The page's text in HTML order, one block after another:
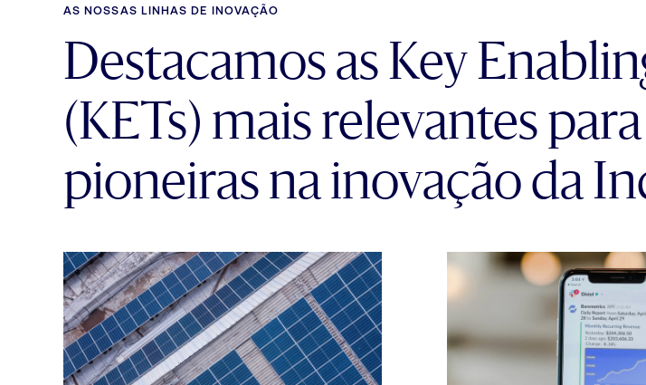
AS NOSSAS LINHAS DE INOVAÇÃO
Destacamos as Key
(KETs) mais relevantes
pioneiras na inovação da